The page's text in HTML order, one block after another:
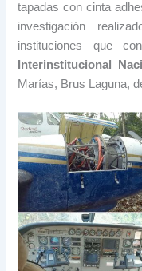
tapadas con cinta
investigación
instituciones que
Interinstitucional
Marías, Brus Laguna,